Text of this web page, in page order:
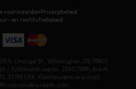
voorwaardenPrivacybeleid
en restitutiebeleid
N. Orange St., Wilmington, DE 19801,
/ fulfillment-adres: 2260 118th Ave N,
33716 USA. Klantenservice e-mail: